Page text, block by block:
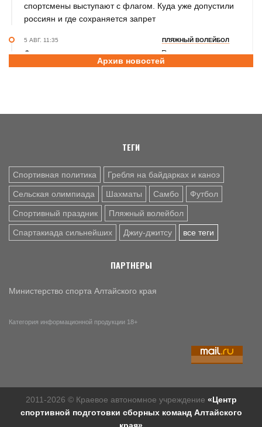
спортсмены выступают с флагом. Куда уже допустили
россиян и где сохраняется запрет
5 АВГ. 11:35 ПЛЯЖНЫЙ ВОЛЕЙБОЛ
Фоторепортаж с этапа чемпионата России по пляжному
волейболу в Барнауле
принял участие в турнире по боксу в рамках Спартакиады
Архив новостей
ТЕГИ
Спортивная политика Гребля на байдарках и каноэ
Сельская олимпиада Шахматы Самбо Футбол
Спортивный праздник Пляжный волейбол
Спартакиада сильнейших Джиу-джитсу все теги
ПАРТНЕРЫ
Министерство спорта Алтайского края
Категория информационной продукции 18+
2011-2026 © Краевое автономное учреждение «Центр
спортивной подготовки сборных команд Алтайского
края»